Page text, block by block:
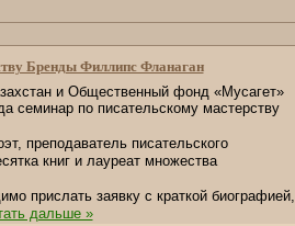
Бренды Филлипс Фланаган
и Общественный фонд «Мусагет»
семинар по писательскому мастерству
преподаватель писательского
книг и лауреат множества
прислать заявку с краткой биографией,
дальше »